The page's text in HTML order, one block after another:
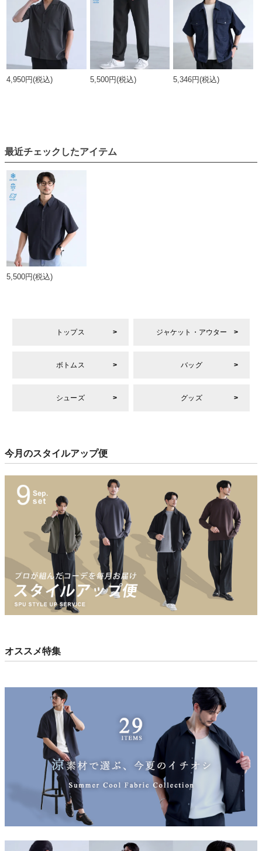
4,950円(税込) 5,500円(税込) 5,346円(税込)
最近チェックしたアイテム
5,500円(税込)
トップス ジャケット・アウター
ボトムス バッグ
シューズ グッズ
今月のスタイルアップ便
オススメ特集